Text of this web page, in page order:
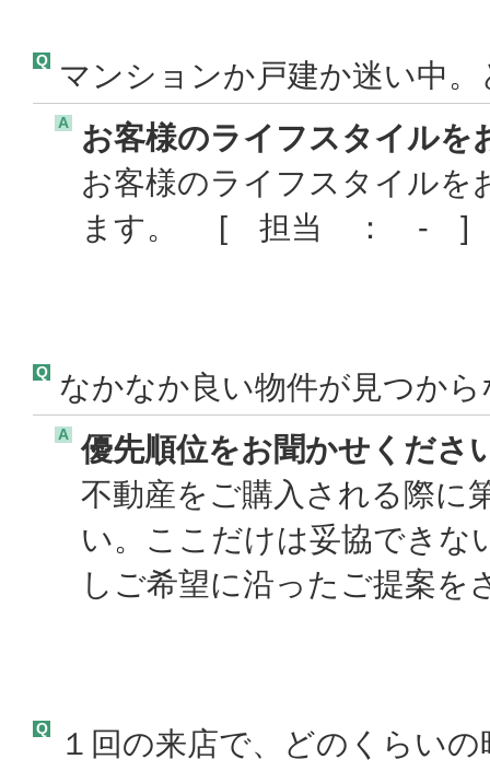
Q マンションか戸建か迷い中
A
お客様のライフスタイルを
お客様のライフスタイルを
ます。 [ 担当 ： - ]
Q なかなか良い物件が見つか
A
優先順位をお聞かせくださ
不動産をご購入される際に
い。ここだけは妥協できな
しご希望に沿ったご提
Q １回の来店で、どのくらい